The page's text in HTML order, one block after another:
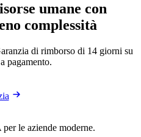
umane con
complessità
di rimborso di 14 giorni su
pagamento.
le aziende moderne.